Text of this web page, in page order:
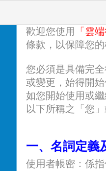
歡迎您使用
「雲
條款，以保障您
您必須是具備完
或變更，始得開
如您開始使用或
以下所稱之「您
一、名詞定義
使用者帳密：係